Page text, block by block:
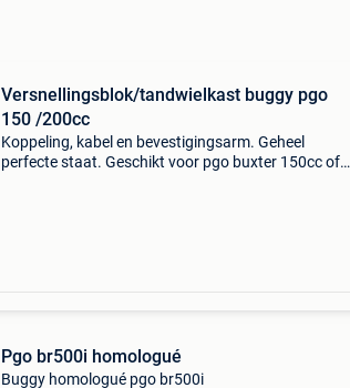
Versnellingsblok/tandwielkast buggy pgo
150 /200cc
Koppeling, kabel en bevestigingsarm. Geheel
perfecte staat. Geschikt voor pgo buxter 150cc of
Pgo br500i homologué
Buggy homologué pgo br500i